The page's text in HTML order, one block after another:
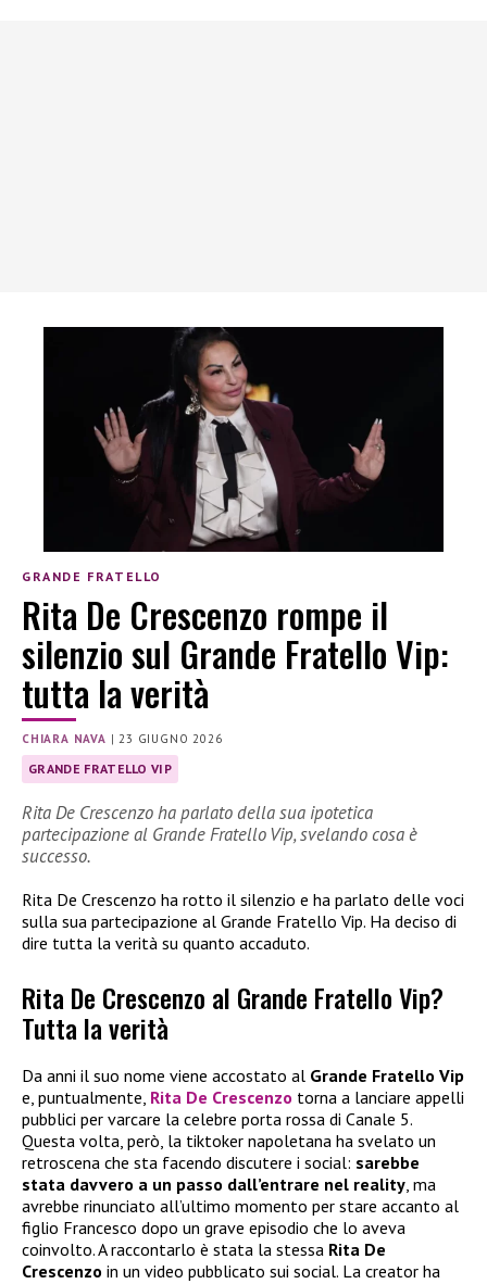
GRANDE FRATELLO
Rita De Crescenzo rompe il
silenzio sul Grande Fratello Vip:
tutta la verità
CHIARA NAVA |23 GIUGNO 2026
GRANDE FRATELLO VIP
Rita De Crescenzo ha parlato della sua ipotetica
partecipazione al Grande Fratello Vip, svelando cosa è
successo.
Rita De Crescenzo ha rotto il silenzio e ha parlato delle voci
sulla sua partecipazione al Grande Fratello Vip. Ha deciso di
dire tutta la verità su quanto accaduto.
Rita De Crescenzo al Grande Fratello Vip?
Tutta la verità
Da anni il suo nome viene accostato al Grande Fratello Vip
e, puntualmente, Rita De Crescenzo torna a lanciare appelli
pubblici per varcare la celebre porta rossa di Canale 5.
Questa volta, però, la tiktoker napoletana ha svelato un
retroscena che sta facendo discutere i social: sarebbe
stata davvero a un passo dall’entrare nel reality, ma
avrebbe rinunciato all’ultimo momento per stare accanto al
figlio Francesco dopo un grave episodio che lo aveva
coinvolto. A raccontarlo è stata la stessa Rita De
Crescenzo in un video pubblicato sui social. La creator ha